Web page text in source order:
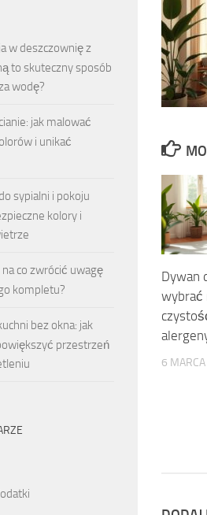
Dywan
wybrać
6
w deszczownię z
to skuteczny sposób
wodę?
jak malować
i unikać
sypialni i pokoju
kolory i
co zwrócić uwagę
kompletu?
bez okna: jak
przestrzeń